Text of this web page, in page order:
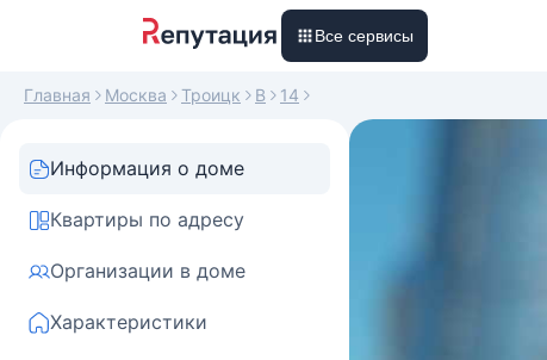
Все сервисы
Главная Москва Троицк В 14
Информация о доме
Квартиры по адресу
Организации в доме
Характеристики